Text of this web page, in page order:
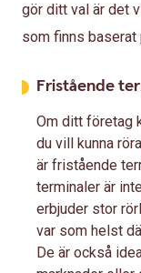
gör ditt val är det
som finns baserat
Fristående
Om ditt företag
du vill kunna
är fristående
terminaler är
erbjuder stor
var som helst
De är också